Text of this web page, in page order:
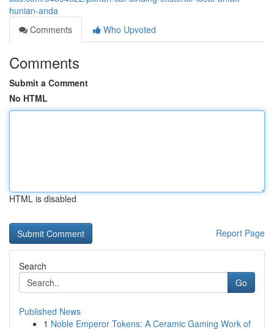
hunian-anda
Comments
Who Upvoted
Comments
Submit a Comment
No HTML
HTML is disabled
Report Page
Search
Go
Published News
1 Noble Emperor Tokens: A Ceramic Gaming Work of